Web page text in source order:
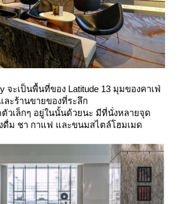
จะเป็นพื้นที่ของ Latitude 13 มุมของคาเฟ่
ะร้านขายของที่ระลึก
วเล็กๆ อยู่ในนั้นด้วยนะ มีที่นั่งหลายจุด
ดื่ม ชา กาแฟ และขนมสไตล์โฮมเมด